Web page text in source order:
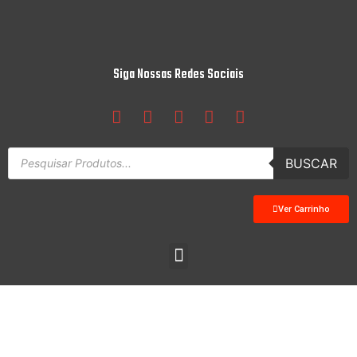
Siga Nossas Redes Sociais
BUSCAR
Ver Carrinho